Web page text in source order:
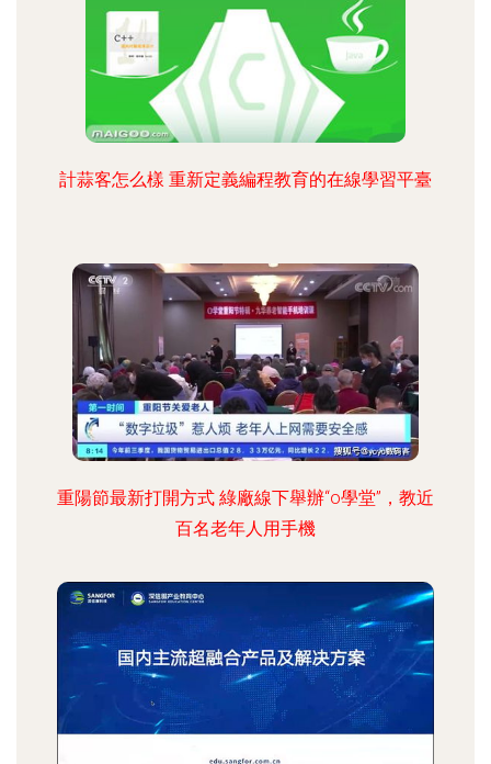
計蒜客怎么樣 重新定義編程教育的在線學習平臺
重陽節最新打開方式 綠廠線下舉辦“o學堂”，教近
百名老年人用手機